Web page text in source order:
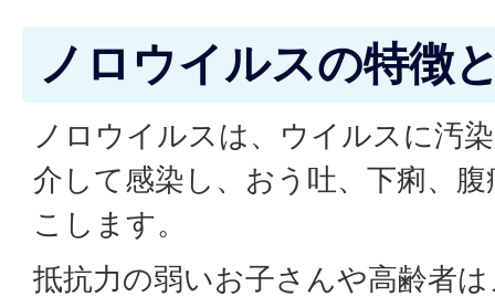
ノロウイルスの特徴
ノロウイルスは、ウイルスに汚
介して感染し、おう吐、下痢、
こします。
抵抗力の弱いお子さんや高齢者